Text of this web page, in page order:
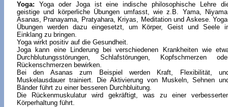
Yoga: Yoga oder Joga ist eine indische philosophische Lehre
geistige und körperliche Übungen umfasst, wie z.B. Yama,
Asanas, Pranayama, Pratyahara, Kriyas, Meditation und Askese.
Übungen werden dazu eingesetzt, um Körper, Geist und Seele
Einklang zu bringen.
Yoga wirkt positiv auf die Gesundheit.
Joga kann eine Linderung bei verschiedenen Krankheiten wie
Durchblutungsstörungen, Schlafstörungen, Kopfschmerzen
Rückenschmerzen bewirken.
Bei den Asanas zum Beispiel werden Kraft, Flexibilität,
Muskelausdauer trainiert. Die Aktivierung von Muskeln, Sehnen
Bänder führt zu einer besseren Durchbluitung.
Die Rückenmuskulatur wird gekräftigt, was zu einer
Körperhaltung führt.